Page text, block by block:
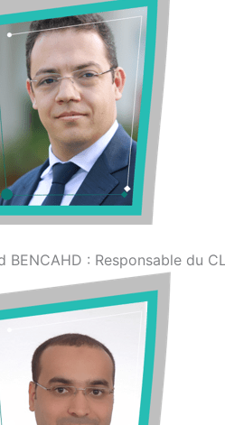
BENCAHD : Responsable du